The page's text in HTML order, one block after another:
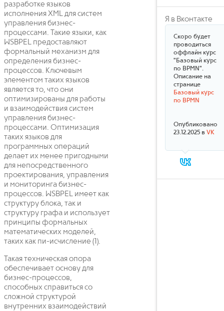
разработке языков
исполнения XML для систем
управления бизнес-
процессами. Такие языки, как
WSBPEL предоставляют
формальный механизм для
определения бизнес-
процессов. Ключевым
элементом таких языков
является то, что они
оптимизированы для работы
и взаимодействия систем
управления бизнес-
процессами. Оптимизация
таких языков для
программных операций
делает их менее пригодными
для непосредственного
проектирования, управления
и мониторинга бизнес-
процессов. WSBPEL имеет как
структуру блока, так и
структуру графа и использует
принципы формальных
математических моделей,
таких как пи-исчисление (1).
Такая техническая опора
обеспечивает основу для
бизнес-процессов,
способных справиться со
сложной структурой
внутренних взаимодействий
Я в Вконтакте
Скоро будет
проводиться
оффлайн курс
"Базовый курс
по BPMN".
Описание на
странице
Базовый курс
по BPMN
Опубликовано
23.12.2025 в VK